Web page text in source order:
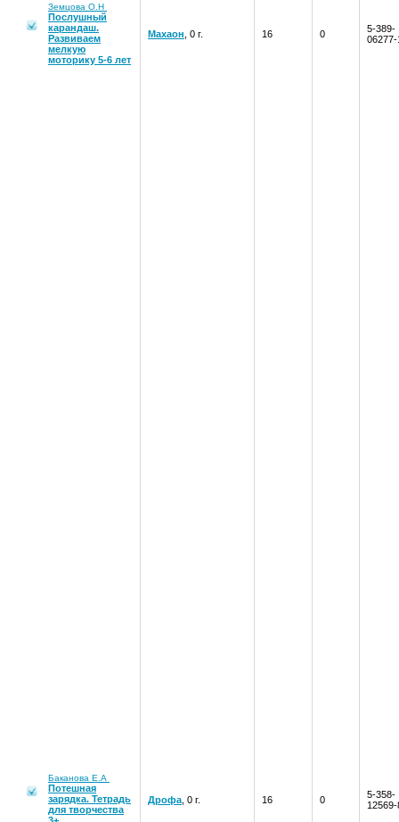
Земцова О.Н
Послушный
карандаш.
Развиваем
мелкую
моторику 5-6 лет
Махаон , 0 г. 16 0
5-389-
06277-
Баканова Е.А
Потешная
зарядка. Тетрадь
для творчества
Дрофа , 0 г. 16 0
5-358-
12569-